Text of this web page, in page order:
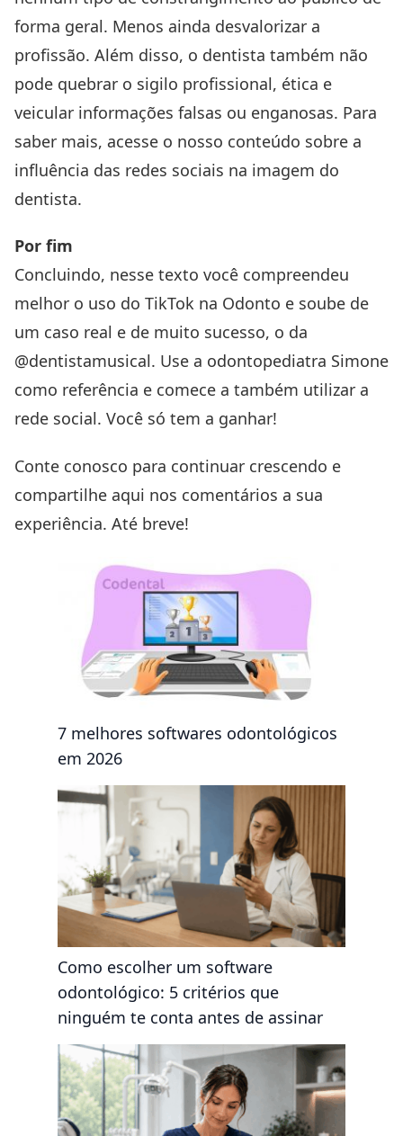
forma geral. Menos ainda desvalorizar a
profissão. Além disso, o dentista também não
pode quebrar o sigilo profissional, ética e
veicular informações falsas ou enganosas. Para
saber mais, acesse o nosso conteúdo sobre a
influência das redes sociais na imagem do
dentista.
Por fim
Concluindo, nesse texto você compreendeu
melhor o uso do TikTok na Odonto e soube de
um caso real e de muito sucesso, o da
@dentistamusical. Use a odontopediatra Simone
como referência e comece a também utilizar a
rede social. Você só tem a ganhar!
Conte conosco para continuar crescendo e
compartilhe aqui nos comentários a sua
experiência. Até breve!
7 melhores softwares odontológicos
em 2026
Como escolher um software
odontológico: 5 critérios que
ninguém te conta antes de assinar